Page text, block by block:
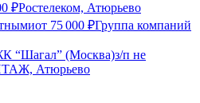
₽Ростелеком, Атюрьево
от 75 000 ₽Группа компаний
“Шагал” (Москва)з/п не
Атюрьево